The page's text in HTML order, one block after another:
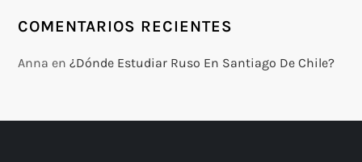
COMENTARIOS RECIENTES
Anna en¿Dónde Estudiar Ruso En Santiago De Chile?